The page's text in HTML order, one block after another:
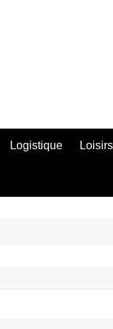
Logistique Loisirs